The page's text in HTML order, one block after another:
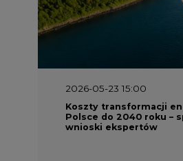
2026-05-23 15:00
Koszty transformacji
Polsce do 2040 roku –
wnioski ekspertów